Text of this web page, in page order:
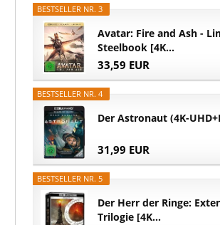
BESTSELLER NR. 3
Avatar: Fire and Ash -
Steelbook [4K...
33,59 EUR
BESTSELLER NR. 4
Der Astronaut (4K-
31,99 EUR
BESTSELLER NR. 5
Der Herr der Ringe:
Trilogie [4K...